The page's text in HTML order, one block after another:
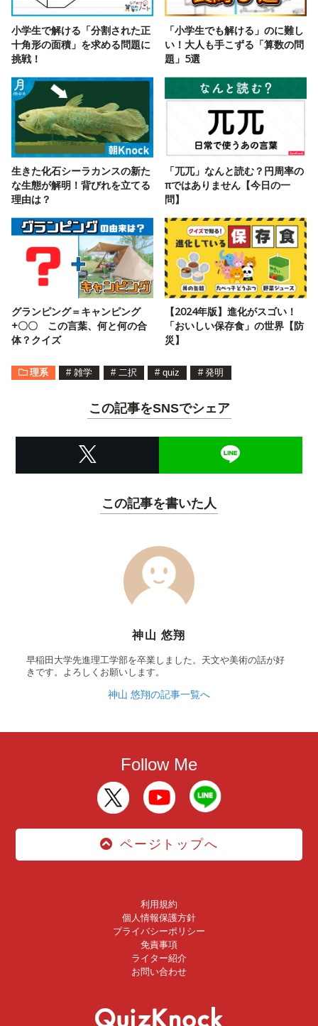
小学生で解ける「分割された正
十角形の面積」を求める問題に
挑戦！
「小学生でも解ける」のに難し
い！大人も手こずる「算数の問
題」5選
生きた化石シーラカンスの新た
な生態が解明！背びれを立てる
理由は？
「兀兀」なんと読む？円周率の
πではありません【今日の一
問】
グランピング＝キャンピング
+〇〇 この言葉、何と何の合
体？クイズ
【2024年版】進化がスゴい！
「おいしい保存食」の世界【防
災】
理系 # 雑学 # 二択 # quiz # 発明
この記事をSNSでシェア
この記事を書いた人
神山 悠翔
早稲田大学先進理工学部を卒業しました。天文や美術の話が好
きです。よろしくお願いします。
神山 悠翔の記事一覧へ
Follow Me
ページトップへ
利用規約
個人情報保護方針
プライバシーポリシー
免責事項
ライター紹介
お問い合わせ